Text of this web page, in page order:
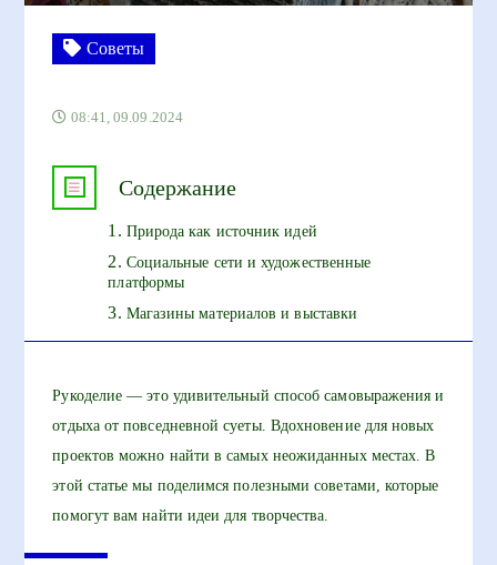
Советы
08:41, 09.09.2024
Содержание
Природа как источник идей
Социальные сети и художественные
платформы
Магазины материалов и выставки
Рукоделие — это удивительный способ самовыражения и
отдыха от повседневной суеты. Вдохновение для новых
проектов можно найти в самых неожиданных местах. В
этой статье мы поделимся полезными советами, которые
помогут вам найти идеи для творчества.